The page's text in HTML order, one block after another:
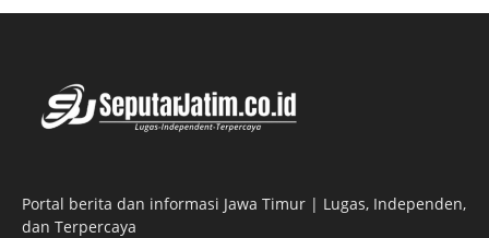
Portal berita dan informasi Jawa Timur | Lugas, Independen,
dan Terpercaya